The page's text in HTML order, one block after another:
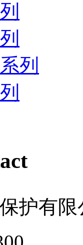
列
护有限